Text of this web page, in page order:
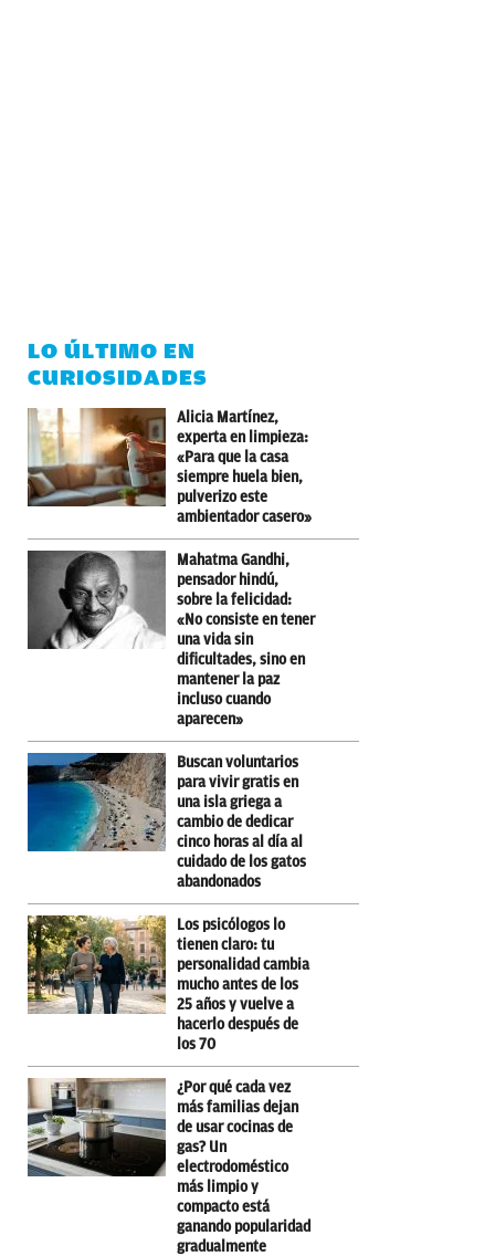
LO ÚLTIMO EN
CURIOSIDADES
Alicia Martínez,
experta en limpieza:
«Para que la casa
siempre huela bien,
pulverizo este
ambientador casero»
Mahatma Gandhi,
pensador hindú,
sobre la felicidad:
«No consiste en tener
una vida sin
dificultades, sino en
mantener la paz
incluso cuando
aparecen»
Buscan voluntarios
para vivir gratis en
una isla griega a
cambio de dedicar
cinco horas al día al
cuidado de los gatos
abandonados
Los psicólogos lo
tienen claro: tu
personalidad cambia
mucho antes de los
25 años y vuelve a
hacerlo después de
los 70
¿Por qué cada vez
más familias dejan
de usar cocinas de
gas? Un
electrodoméstico
más limpio y
compacto está
ganando popularidad
gradualmente